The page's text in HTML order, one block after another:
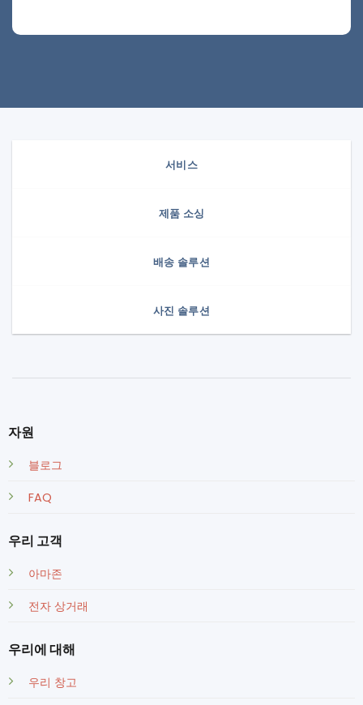
서비스
제품 소싱
배송 솔루션
사진 솔루션
자원
블로그
FAQ
우리 고객
아마존
전자 상거래
우리에 대해
우리 창고